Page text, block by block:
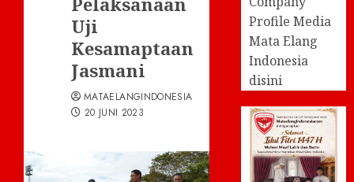
Uji
Kesamaptaan
Jasmani
MATAELANGINDONESIA
20 JUNI 2023
Profile Media
Mata Elang
Indonesia
disini